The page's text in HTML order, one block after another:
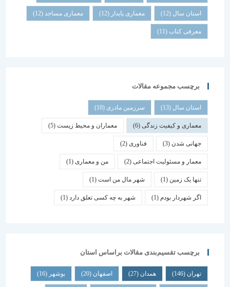
استان سال(12) معماری پایدار (12) معماری مساجد(12)
معرفی کتاب(11)
برچسب مجموعه مقالات
استان سال(13) سرزمین مادری(10)
معماری و کیفیت زندگی(6) معماران و محیط زیست(5)
جهانی شدن(3) فناوری (2)
معمار و مسئولیت اجتماعی (2) من و معماری (1)
تنها یک زمین(1) شهر مال من است(1)
اگر شهردار بودم (1) شهر به چه کسی تعلق دارد(1)
برچسب تقسیم‌بندی مقالات براساس استان
همدان اصفهان (20) بوشهر